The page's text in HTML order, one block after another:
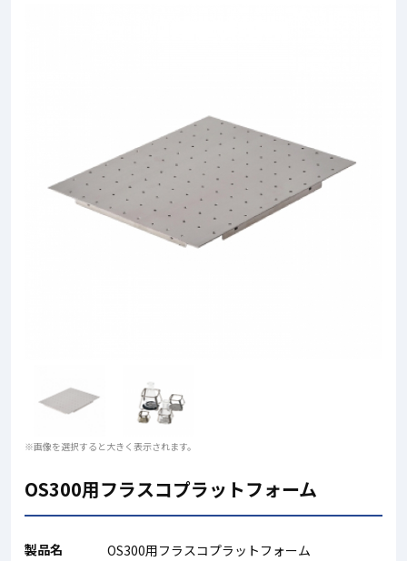
※画像を選択すると大きく表示されます。
OS300用フラスコプラットフォーム
製品名 OS300用フラスコプラットフォーム